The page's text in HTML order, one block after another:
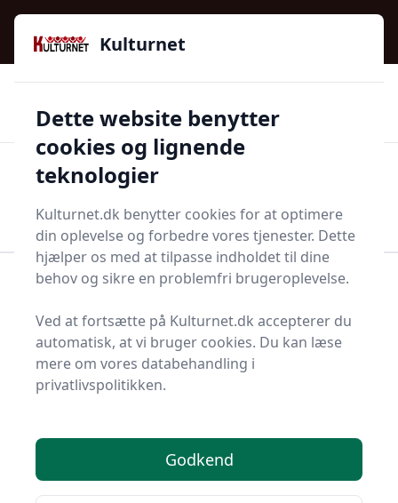
Kulturnet - Alt Det Gode I Livet | Din Kulturguide Siden
2016
97 kategorier 👍Kun godkendte butikker
Start søgning
Husholdning
Mad og drikke
Kardemommer - 23 på
lager
Velkommen til den ultimative guide omkardemomme
på kulturnet.dk, hvor vi dykker ned i alt, hvad du
behøver at vide om denne fascinerende krydderi.
Kulturnet
Dette website benytter
cookies og lignende
teknologier
Kulturnet.dk benytter cookies for at optimere
din oplevelse og forbedre vores tjenester. Dette
hjælper os med at tilpasse indholdet til dine
behov og sikre en problemfri brugeroplevelse.
Ved at fortsætte på Kulturnet.dk accepterer du
automatisk, at vi bruger cookies. Du kan læse
mere om vores databehandling i
privatlivspolitikken.
Godkend